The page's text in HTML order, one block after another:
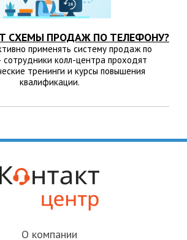
СХЕМЫ ПРОДАЖ ПО ТЕЛЕФОНУ?
применять систему продаж по
колл-центра проходят
тренинги и курсы повышения
квалификации.
О компании